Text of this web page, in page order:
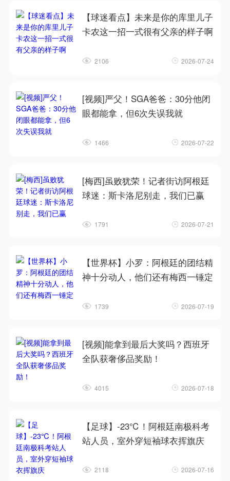
【球迷看点】未来是你的库里儿子
卡农这一招一式很有父亲的样子啊
2106 2026-07-24
[视频]严父！SGA爸爸：30分他闭
眼都能拿，但6次失误我就
1466 2026-07-22
[梅西]虽败犹荣！记者街访阿根廷
球迷：斯卡洛尼别走，我们已赢
1791 2026-07-21
【世界杯】小罗：阿根廷的团结精
神十分动人，他们还有梅西一锤定
1739 2026-07-19
[视频]能拿到最后大奖吗？西班牙
全队获奢侈品奖励！
4015 2026-07-18
【足球】-23℃！阿根廷南极科考
站人员，室外穿短袖球衣挥旗庆
2118 2026-07-16